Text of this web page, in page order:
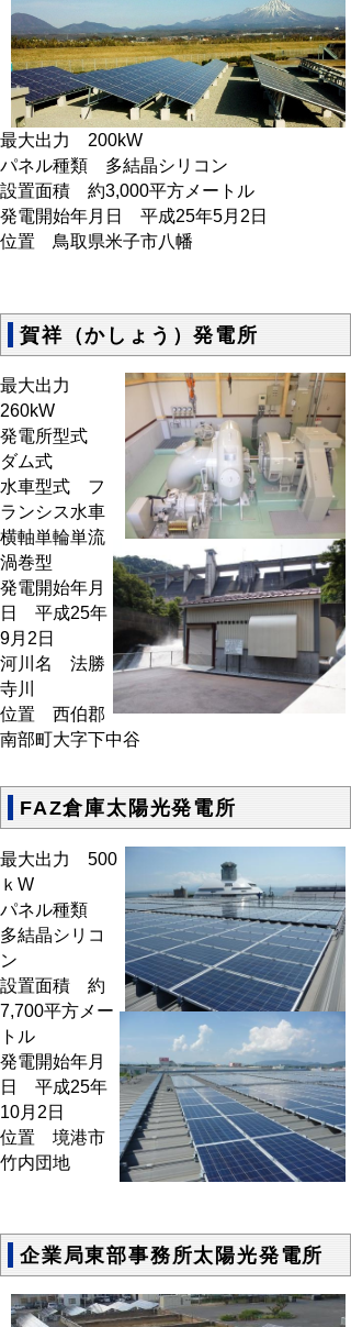
最大出力 200kW
パネル種類 多結晶シリコン
設置面積 約3,000平方メートル
発電開始年月日 平成25年5月2日
位置 鳥取県米子市八幡
賀祥（かしょう）発電所
最大出力
260kW
発電所型式
ダム式
水車型式 フ
ランシス水車
横軸単輪単流
渦巻型
発電開始年月
日 平成25年
9月2日
河川名 法勝
寺川
位置 西伯郡
南部町大字下中谷
FAZ倉庫太陽光発電所
最大出力 500
ｋW
パネル種類
多結晶シリコ
ン
設置面積 約
7,700平方メー
トル
発電開始年月
日 平成25年
10月2日
位置 境港市
竹内団地
企業局東部事務所太陽光発電所